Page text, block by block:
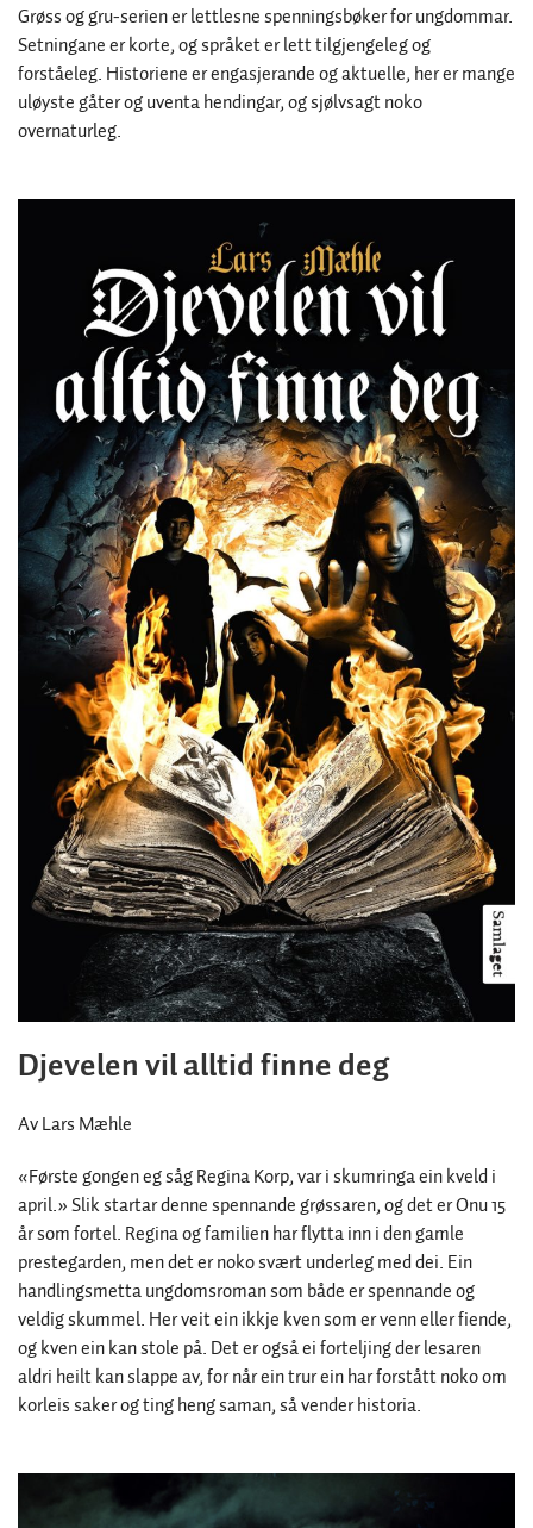
Grøss og gru-serien er lettlesne spenningsbøker for ungdommar.
Setningane er korte, og språket er lett tilgjengeleg og
forståeleg. Historiene er engasjerande og aktuelle, her er mange
uløyste gåter og uventa hendingar, og sjølvsagt noko
overnaturleg.
Djevelen vil alltid finne deg
Av Lars Mæhle
«Første gongen eg såg Regina Korp, var i skumringa ein kveld i
april.» Slik startar denne spennande grøssaren, og det er Onu 15
år som fortel. Regina og familien har flytta inn i den gamle
prestegarden, men det er noko svært underleg med dei. Ein
handlingsmetta ungdomsroman som både er spennande og
veldig skummel. Her veit ein ikkje kven som er venn eller fiende,
og kven ein kan stole på. Det er også ei forteljing der lesaren
aldri heilt kan slappe av, for når ein trur ein har forstått noko om
korleis saker og ting heng saman, så vender historia.